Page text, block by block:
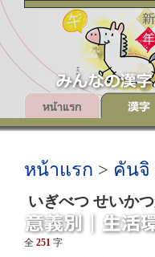
หน้าแรก > คันจิ
いぎべつ せいか
全 251 字